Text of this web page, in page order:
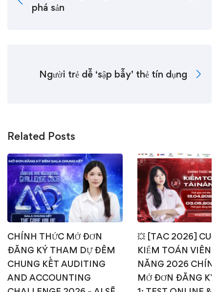
phá sản
Người trẻ dễ ‘sập bẫy’ thẻ tín dụng
Related Posts
CHÍNH THỨC MỞ ĐƠN
ĐĂNG KÝ THAM DỰ ĐÊM
CHUNG KẾT AUDITING
AND ACCOUNTING
💥 [TAC 2026]
KIỂM TOÁN VIÊN
NĂNG 2026
MỞ ĐƠN ĐĂNG KÝ